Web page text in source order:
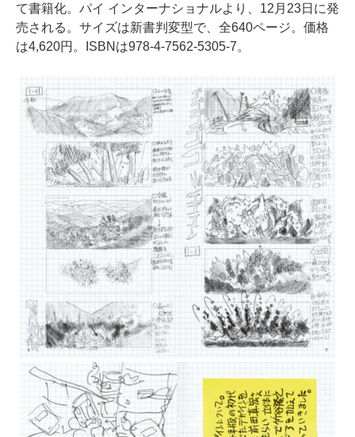
て書籍化。パイ インターナショナルより、12月23日に発
売される。サイズは新書判変型で、全640ページ。価格
は4,620円。ISBNは978-4-7562-5305-7。